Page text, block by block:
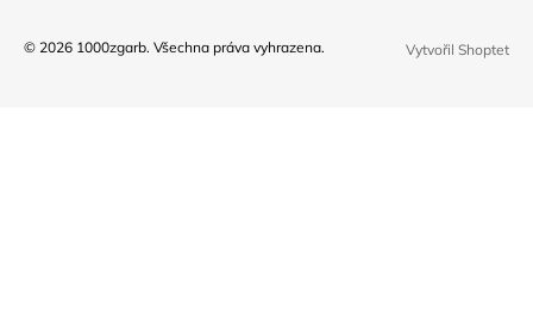
Vytvořil Shoptet
© 2026 1000zgarb. Všechna práva vyhrazena.